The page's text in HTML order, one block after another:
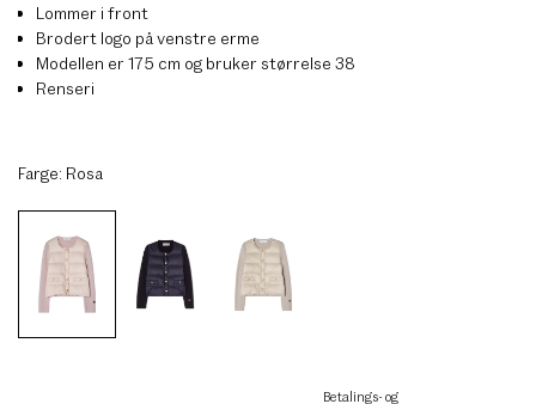
Lommer i front
Brodert logo på venstre erme
Modellen er 175 cm og bruker størrelse 38
Renseri
Farge: Rosa
Betalings- og